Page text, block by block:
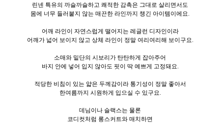
린넨 특유의 까슬까슬하고 쾌적한 감촉은 그대로 살리면서도
몸에 너무 들러붙지 않는 매끈한 라인까지 챙긴 아이템이에요.
어깨 라인이 자연스럽게 떨어지는 레글런 디자인이라
어깨가 넓어 보이지 않고 상체 라인이 정말 여리여리해 보이구요.
소매와 밑단의 시보리가 탄탄하게 잡아주어
바지 안에 넣어 입지 않아도 핏이 딱 예쁘게 고정돼요.
적당한 비침이 있는 얇은 두께감이라 통기성이 정말 좋아서
한여름까지 시원하게 입으실 수 있구요.
데님이나 슬랙스는 물론
코디컷처럼 롱스커트와 매치하면